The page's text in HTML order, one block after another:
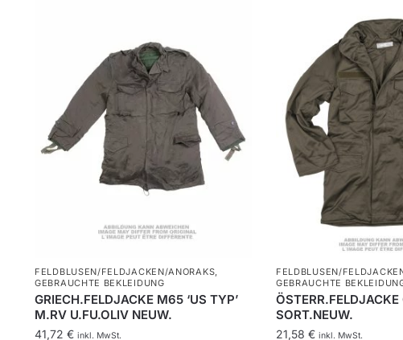
FELDBLUSEN/FELDJACKEN/ANORAKS,
GEBRAUCHTE BEKLEIDUNG
GRIECH.FELDJACKE M65 ‘US TYP’
M.RV U.FU.OLIV NEUW.
41,72 € inkl. MwSt.
FELDBLUSEN/
GEBRAUCHTE
SORT.NEUW.
21,58 € inkl. MwSt.